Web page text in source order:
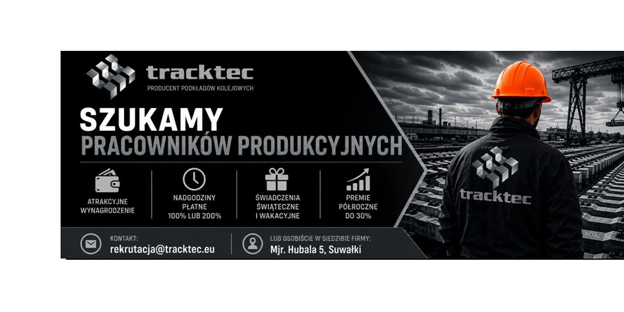
Szukana fraza w ogłoszeniach
Fotel rozkładany
Witam, sprzedam nowy fotel z funkcją spania, w jasnym kolorze z materiału lnianego,nowy z metką
Telefon: Mail: barszczewskawiola@gmail.com
2026-